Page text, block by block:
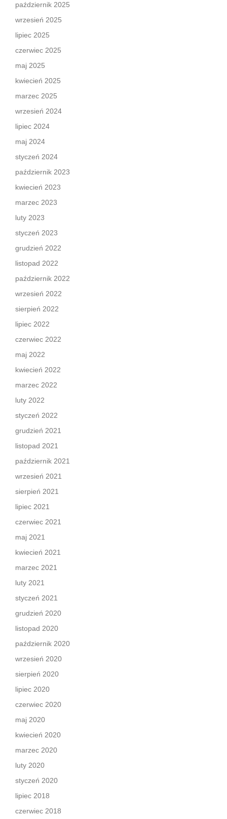
październik 2025
wrzesień 2025
lipiec 2025
czerwiec 2025
maj 2025
kwiecień 2025
marzec 2025
wrzesień 2024
lipiec 2024
maj 2024
styczeń 2024
październik 2023
kwiecień 2023
marzec 2023
luty 2023
styczeń 2023
grudzień 2022
listopad 2022
październik 2022
wrzesień 2022
sierpień 2022
lipiec 2022
czerwiec 2022
maj 2022
kwiecień 2022
marzec 2022
luty 2022
styczeń 2022
grudzień 2021
listopad 2021
październik 2021
wrzesień 2021
sierpień 2021
lipiec 2021
czerwiec 2021
maj 2021
kwiecień 2021
marzec 2021
luty 2021
styczeń 2021
grudzień 2020
listopad 2020
październik 2020
wrzesień 2020
sierpień 2020
lipiec 2020
czerwiec 2020
maj 2020
kwiecień 2020
marzec 2020
luty 2020
styczeń 2020
lipiec 2018
czerwiec 2018